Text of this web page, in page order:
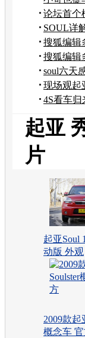
论坛首个
SOUL详
级大来宾
搜狐编辑
搜狐编辑
soul六天
现场观起
啊！！！
4S看车
起亚
片
起亚Soul
动版 外观
2009款起
概念车